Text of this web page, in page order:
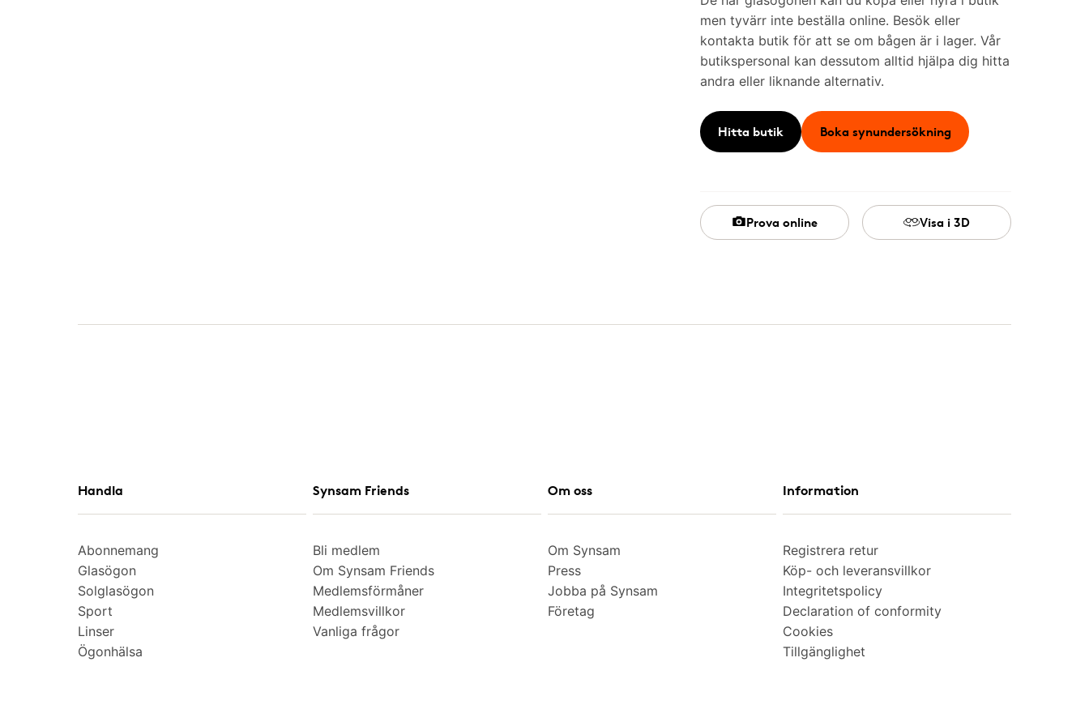
men tyvärr inte beställa online. Besök eller
kontakta butik för att se om bågen är i lager. Vår
butikspersonal kan dessutom alltid hjälpa dig hitta
andra eller liknande alternativ.
Hitta butik Boka synundersökning
Prova online Visa i 3D
Handla
Abonnemang
Glasögon
Solglasögon
Sport
Linser
Ögonhälsa
Synsam Friends
Bli medlem
Om Synsam Friends
Medlemsförmåner
Medlemsvillkor
Vanliga frågor
Om oss
Om Synsam
Press
Jobba på Synsam
Företag
Information
Registrera retur
Köp- och leveransvillkor
Integritetspolicy
Declaration of conformity
Cookies
Tillgänglighet